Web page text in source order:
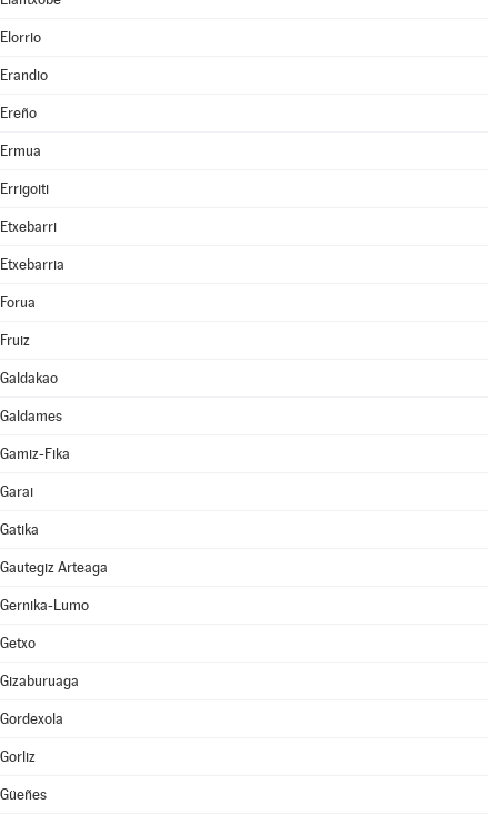
Elorrio
Erandio
Ereño
Ermua
Errigoiti
Etxebarri
Etxebarria
Forua
Fruiz
Galdakao
Galdames
Gamiz-Fika
Garai
Gatika
Gautegiz Arteaga
Gernika-Lumo
Getxo
Gizaburuaga
Gordexola
Gorliz
Güeñes